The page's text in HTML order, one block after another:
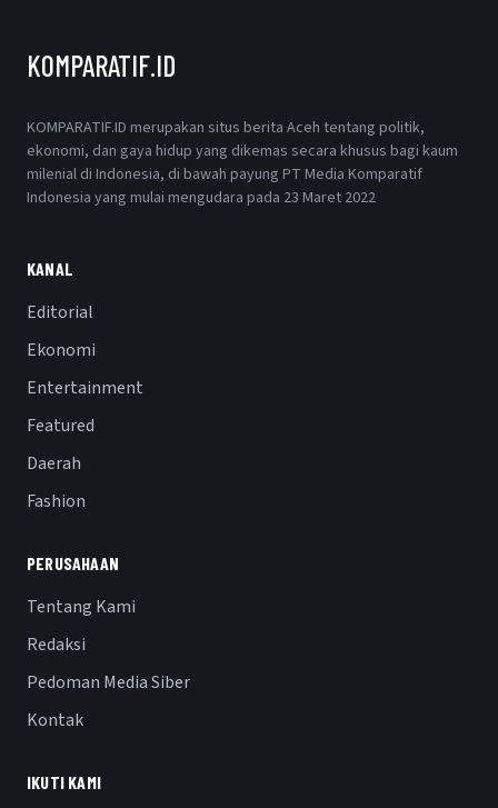
KOMPARATIF.ID
KOMPARATIF.ID merupakan situs berita Aceh tentang politik,
ekonomi, dan gaya hidup yang dikemas secara khusus bagi kaum
milenial di Indonesia, di bawah payung PT Media Komparatif
Indonesia yang mulai mengudara pada 23 Maret 2022
KANAL
Editorial
Ekonomi
Entertainment
Featured
Daerah
Fashion
PERUSAHAAN
Tentang Kami
Redaksi
Pedoman Media Siber
Kontak
IKUTI KAMI